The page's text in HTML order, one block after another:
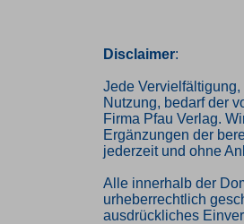
Disclaimer:
Jede
Nutzung, bedarf der
Firma Pfau Verlag.
Ergänzungen der
jederzeit und ohne
Alle innerhalb der
urheberrechtlich
ausdrückliches